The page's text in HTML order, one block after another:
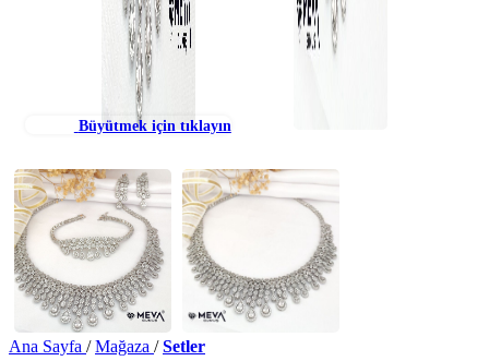
Büyütmek için tıklayın
Ana Sayfa / Mağaza / Setler